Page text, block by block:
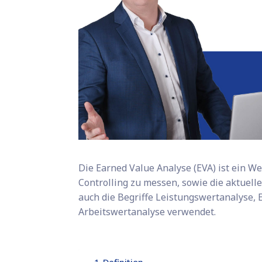
Die Earned Value Analyse (EVA) ist ein
Controlling zu messen, sowie die
auch die Begriffe
Arbeitswertanalyse verwendet.